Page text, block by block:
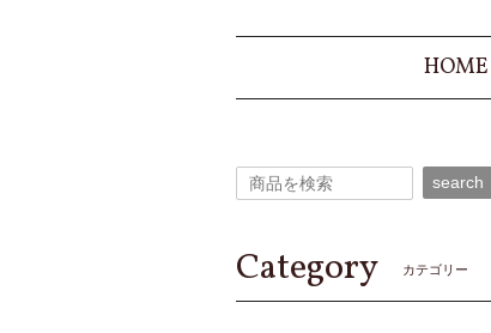
HOME
search
Category カテゴリー